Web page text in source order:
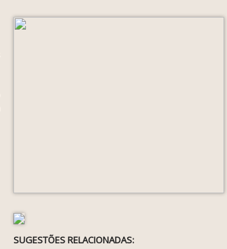
SUGESTÕES RELACIONADAS: